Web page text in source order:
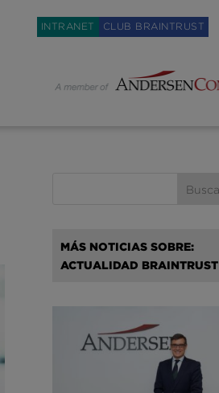
INTRANET CLUB BRAINTRUST
MÁS NOTICIAS SOBRE:
ACTUALIDAD BRAINTRUST